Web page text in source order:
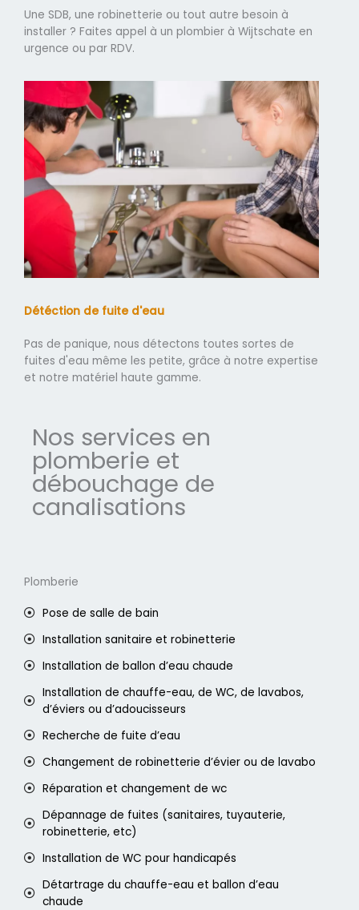
Une SDB, une robinetterie ou tout autre besoin à
installer ? Faites appel à un plombier à Wijtschate en
urgence ou par RDV.
Détéction de fuite d'eau
Pas de panique, nous détectons toutes sortes de
fuites d'eau même les petite, grâce à notre expertise
et notre matériel haute gamme.
Nos services en
plomberie et
débouchage de
canalisations
Plomberie
Pose de salle de bain
Installation sanitaire et robinetterie
Installation de ballon d’eau chaude
Installation de chauffe-eau, de WC, de lavabos,
d’éviers ou d’adoucisseurs
Recherche de fuite d’eau
Changement de robinetterie d’évier ou de lavabo
Réparation et changement de wc
Dépannage de fuites (sanitaires, tuyauterie,
robinetterie, etc)
Installation de WC pour handicapés
Détartrage du chauffe-eau et ballon d’eau
chaude